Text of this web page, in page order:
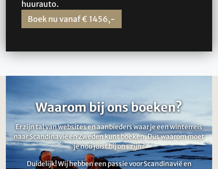
huurauto.
Boek nu vanaf € 1456,-
Waarom bij ons boeken?
Er zijn tal van websites en aanbieders waar je een winterreis
naar Scandinavië en Zweden kunt boeken. Dus waarom moet
je nou juist bij ons zijn?
Duidelijk! Wij hebben een passie voor Scandinavië en